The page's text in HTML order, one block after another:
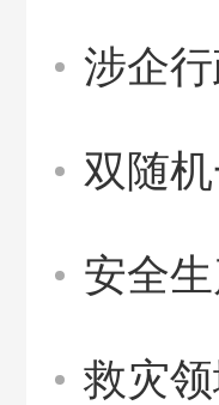
涉企
双随
安全
救灾